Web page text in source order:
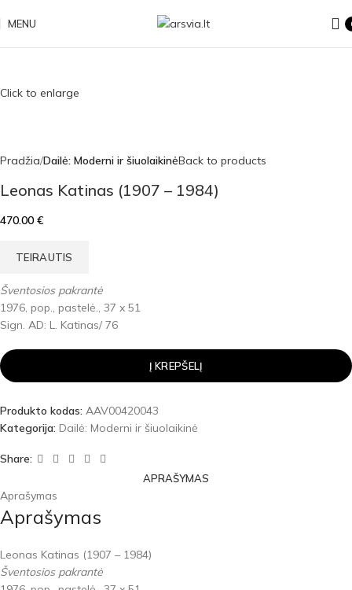
MENU
Click to enlarge
Pradžia Dailė: Moderni ir šiuolaikinėBack to products
Leonas Katinas (1907 – 1984)
470.00 €
TEIRAUTIS
Šventosios pakrantė
1976, pop., pastelė., 37 x 51
Sign. AD: L. Katinas/ 76
Į KREPŠELĮ
Produkto kodas: AAV00420043
Kategorija: Dailė: Moderni ir šiuolaikinė
Share:
APRAŠYMAS
Aprašymas
Aprašymas
Leonas Katinas (1907 – 1984)
Šventosios pakrantė